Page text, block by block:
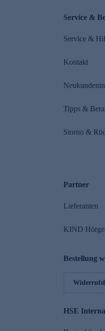
Service &
Service &
Kontakt
Tipps &
Storno &
Partner
Lieferanten
KIND
Bestellung
HSE